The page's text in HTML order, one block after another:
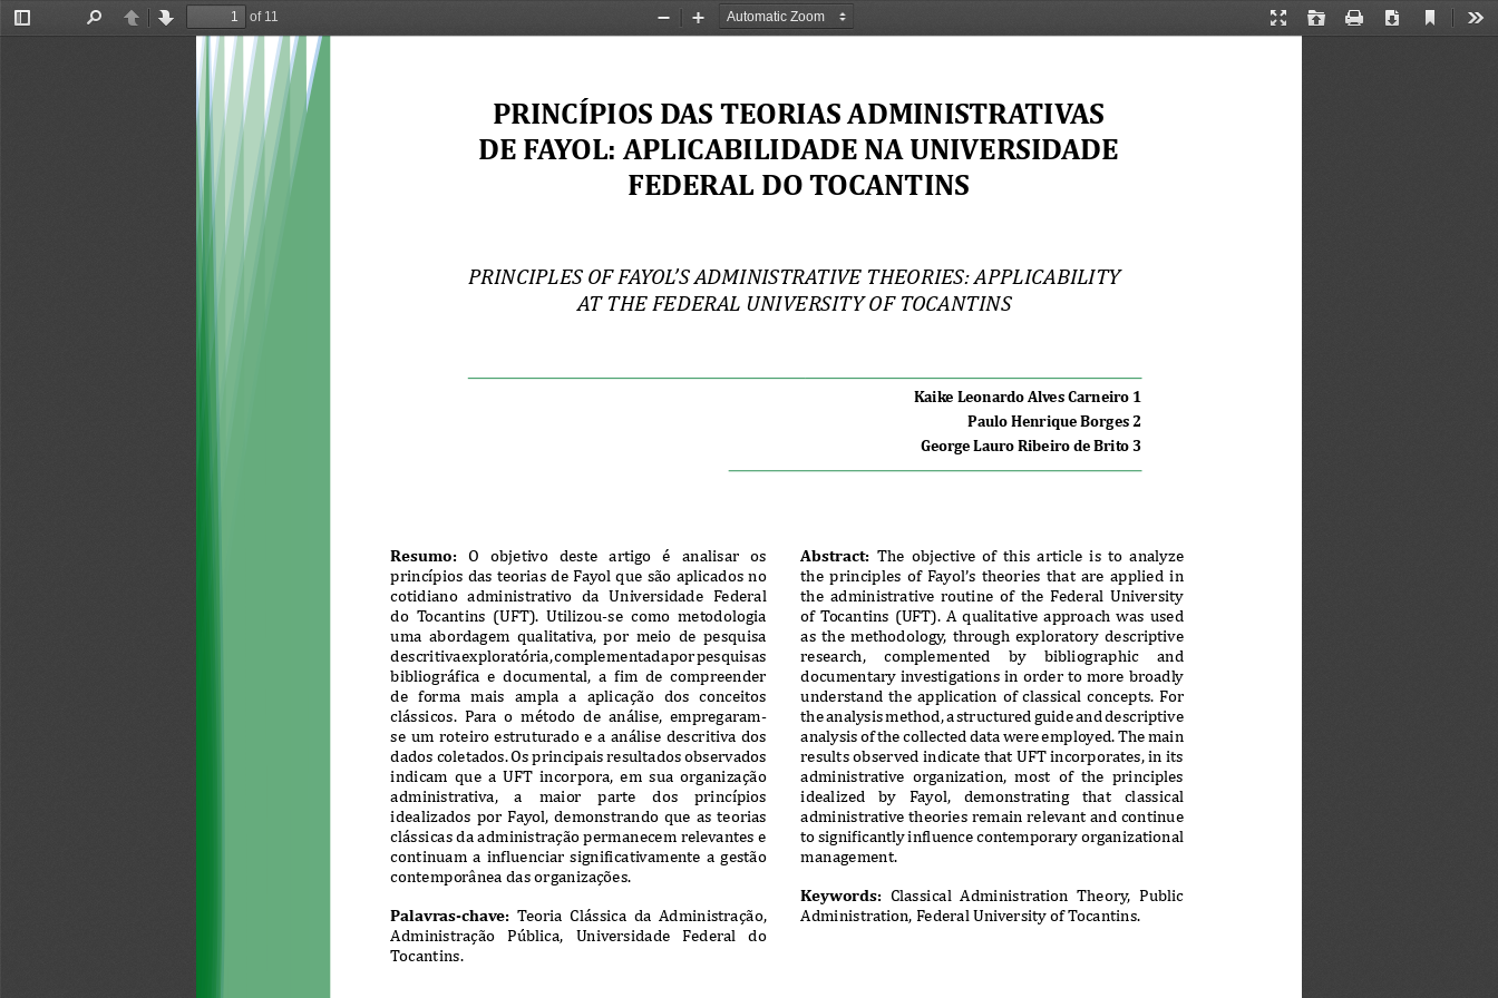
Toggle
PreviousNext
of 11
Presentation
Open Print Download
Current
Zoom
Zoom
PRINCÍPIOS DAS TEORIAS ADMINISTRATIVAS
DE FAYOL: APLICABILIDADE NA UNIVERSIDADE
FEDERAL DO TOCANTINS
PRINCIPLES OF FAYOL’S ADMINISTRATIVE THEORIES: APPLICABILITY
AT THE FEDERAL UNIVERSITY OF TOCANTINS
Kaike Leonardo Alves Carneiro 1
Paulo Henrique Borges 2
George Lauro Ribeiro de Brito 3
Resumo:
   O   objetivo   deste   artigo   é   analisar   os
princípios das teorias de Fayol que são aplicados no
cotidiano   administrativo   da   Universidade   Federal
do  Tocantins  (UFT).  Utilizou-se  como  metodologia
uma  abordagem  qualitativa,  por  meio  de  pesquisa
descritiva exploratória, complementada por pesquisas
bibliográfica e documental, a fim de compreender
de   forma   mais   ampla   a   aplicação   dos   conceitos
clássicos.  Para  o  método  de  análise,  empregaram-
se  um  roteiro  estruturado  e  a  análise  descritiva  dos
dados coletados. Os principais resultados observados
indicam  que  a  UFT  incorpora,  em  sua  organização
administrativa,    a    maior    parte    dos    princípios
idealizados  por  Fayol,  demonstrando  que  as  teorias
clássicas da administração permanecem relevantes e
continuam a influenciar significativamente a gestão
contemporânea das organizações.
Palavras-chave:
  Teoria  Clássica  da  Administração,
Administração   Pública,   Universidade   Federal   do
Tocantins.
Abstract:
  The  objective  of  this  article  is  to  analyze
the  principles  of  Fayol’s  theories  that  are  applied  in
the  administrative  routine  of  the  Federal  University
of  Tocantins  (UFT).  A  qualitative  approach  was  used
as  the  methodology,  through  exploratory  descriptive
research,     complemented     by     bibliographic     and
documentary investigations in order to more broadly
understand  the  application  of  classical  concepts.  For
the analysis method, a structured guide and descriptive
analysis of the collected data were employed. The main
results observed indicate that UFT incorporates, in its
administrative  organization,  most  of  the  principles
idealized    by    Fayol,    demonstrating    that    classical
administrative theories remain relevant and continue
to significantly influence contemporary organizational
management.
Keywords:
  Classical  Administration  Theory,  Public
Administration, Federal University of Tocantins.